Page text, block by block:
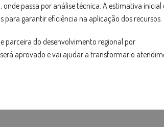
passa por análise técnica. A estimativa inicial
garantir eficiência na aplicação dos recursos.
parceira do desenvolvimento regional por
aprovado e vai ajudar a transformar o